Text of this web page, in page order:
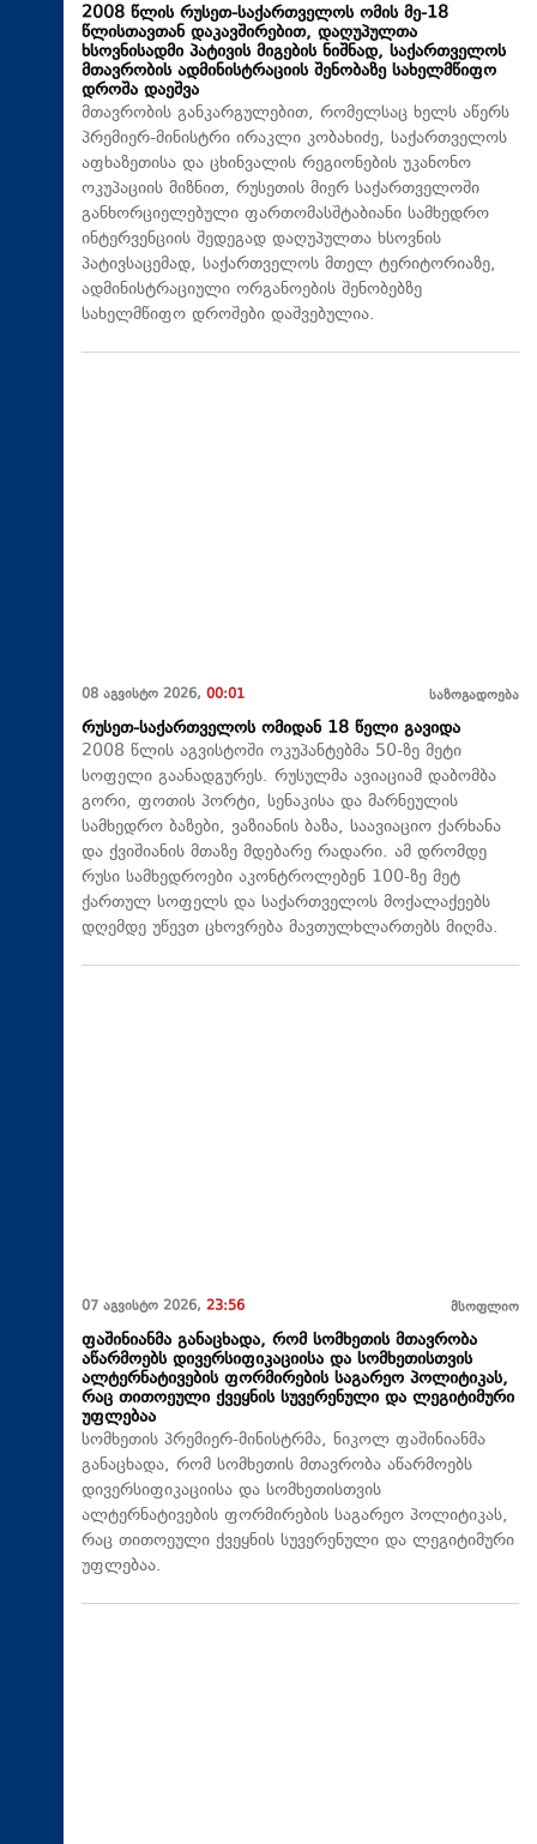
2008 წლის რუსეთ-საქართველოს ომის მე-18
წლისთავთან დაკავშირებით, დაღუპულთა
ხსოვნისადმი პატივის მიგების ნიშნად, საქართველოს
მთავრობის ადმინისტრაციის შენობაზე სახელმწიფო
დროშა დაეშვა
მთავრობის განკარგულებით, რომელსაც ხელს აწერს
პრემიერ-მინისტრი ირაკლი კობახიძე, საქართველოს
აფხაზეთისა და ცხინვალის რეგიონების უკანონო
ოკუპაციის მიზნით, რუსეთის მიერ საქართველოში
განხორციელებული ფართომასშტაბიანი სამხედრო
ინტერვენციის შედეგად დაღუპულთა ხსოვნის
პატივსაცემად, საქართველოს მთელ ტერიტორიაზე,
ადმინისტრაციული ორგანოების შენობებზე
სახელმწიფო დროშები დაშვებულია.
08 აგვისტო 2026, 00:01 საზოგადოება
რუსეთ-საქართველოს ომიდან 18 წელი გავიდა
2008 წლის აგვისტოში ოკუპანტებმა 50-ზე მეტი
სოფელი გაანადგურეს. რუსულმა ავიაციამ დაბომბა
გორი, ფოთის პორტი, სენაკისა და მარნეულის
სამხედრო ბაზები, ვაზიანის ბაზა, საავიაციო ქარხანა
და ქვიშიანის მთაზე მდებარე რადარი. ამ დრომდე
რუსი სამხედროები აკონტროლებენ 100-ზე მეტ
ქართულ სოფელს და საქართველოს მოქალაქეებს
დღემდე უწევთ ცხოვრება მავთულხლართებს მიღმა.
07 აგვისტო 2026, 23:56 მსოფლიო
ფაშინიანმა განაცხადა, რომ სომხეთის მთავრობა
აწარმოებს დივერსიფიკაციისა და სომხეთისთვის
ალტერნატივების ფორმირების საგარეო პოლიტიკას,
რაც თითოეული ქვეყნის სუვერენული და ლეგიტიმური
უფლებაა
სომხეთის პრემიერ-მინისტრმა, ნიკოლ ფაშინიანმა
განაცხადა, რომ სომხეთის მთავრობა აწარმოებს
დივერსიფიკაციისა და სომხეთისთვის
ალტერნატივების ფორმირების საგარეო პოლიტიკას,
რაც თითოეული ქვეყნის სუვერენული და ლეგიტიმური
უფლებაა.